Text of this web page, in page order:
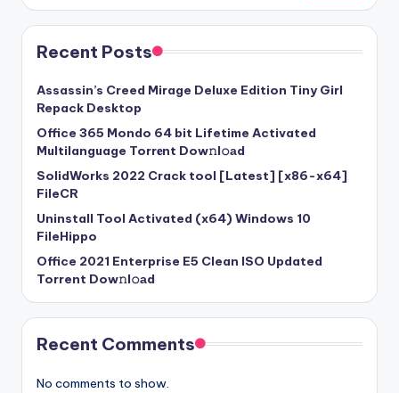
Recent Posts
Assassin’s Creed Mirage Deluxe Edition Tiny Girl
Repack Desktop
Office 365 Mondo 64 bit Lifetime Activated
Multilanguage Torr𝐞nt Dow𝚗l𝚘аd
SolidWorks 2022 Crack tool [Latest] [x86-x64]
FileCR
Uninstall Tool Activated (x64) Windows 10
FileHippo
Office 2021 Enterprise E5 Clean ISO Updated
Torrent Dow𝚗l𝚘аd
Recent Comments
No comments to show.